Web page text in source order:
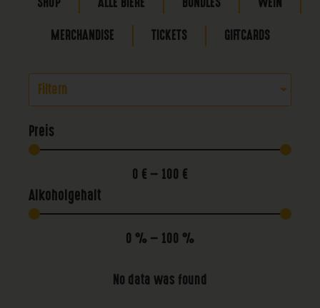
MERCHANDISE TICKETS GIFTCARDS
Filtern
Preis
0 € — 100 €
Alkoholgehalt
0 % — 100 %
No data was found